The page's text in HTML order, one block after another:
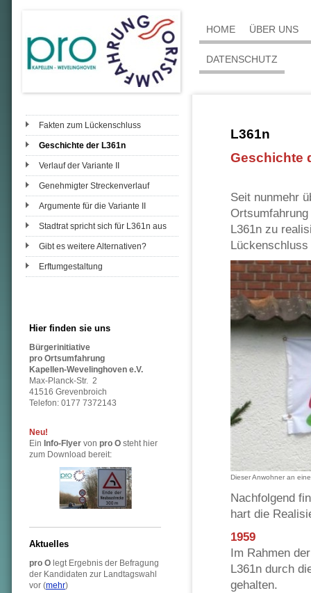
Fakten zum Lückenschluss
Geschichte der L361n
Verlauf der Variante II
Genehmigter Streckenverlauf
Argumente für die Variante II
Stadtrat spricht sich für L361n aus
Gibt es weitere Alternativen?
Erftumgestaltung
Hier finden sie uns
Bürgerinitiative
pro Ortsumfahrung
Kapellen-Wevelinghoven e.V.
Max-Planck-Str. 2
41516 Grevenbroich
Telefon: 0177 7372143
Neu!
Ein Info-Flyer von pro O steht hier
zum Download bereit:
Aktuelles
pro O legt Ergebnis der Befragung
der Kandidaten zur Landtagswahl
vor (mehr)
HOME ÜBER UNS
DATENSCHUTZ
L361n
Geschichte
Seit nunmehr
L361n zu
Dieser Anwohner an
Nachfolgend
hart die
1959
Im Rahmen
L361n durch
gehalten.